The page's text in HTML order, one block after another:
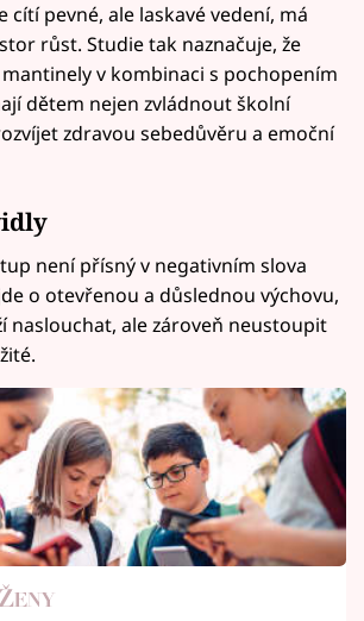
cítí pevné, ale laskavé vedení, má
růst. Studie tak naznačuje, že
v kombinaci s pochopením
dětem nejen zvládnout školní
zdravou sebedůvěru a emoční
není přísný v negativním slova
o otevřenou a důslednou výchovu,
naslouchat, ale zároveň neustoupit